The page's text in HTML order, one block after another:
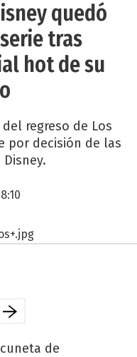
quedó
tras
hot de su
regreso de Los
por decisión de las
de